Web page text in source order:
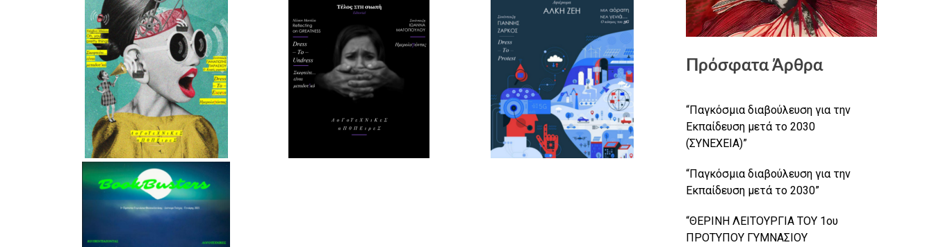
Πρόσφατα Άρθρα
“Παγκόσμια διαβούλευση για την
Εκπαίδευση μετά το 2030
(ΣΥΝΕΧΕΙΑ)”
“Παγκόσμια διαβούλευση για την
Εκπαίδευση μετά το 2030”
“ΘΕΡΙΝΗ ΛΕΙΤΟΥΡΓΙΑ ΤΟΥ 1ου
ΠΡΟΤΥΠΟΥ ΓΥΜΝΑΣΙΟΥ